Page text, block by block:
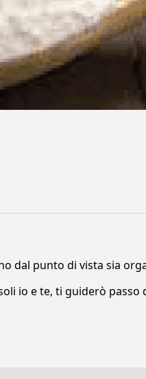
dal punto di vista sia
io e te, ti guiderò passo